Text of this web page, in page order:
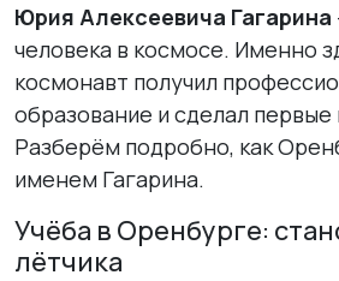
Юрия Алексеевича Гагарина
человека в космосе. Именно
космонавт получил
образование и сделал первые
Разберём подробно, как
именем Гагарина.
Учёба в Оренбурге:
лётчика